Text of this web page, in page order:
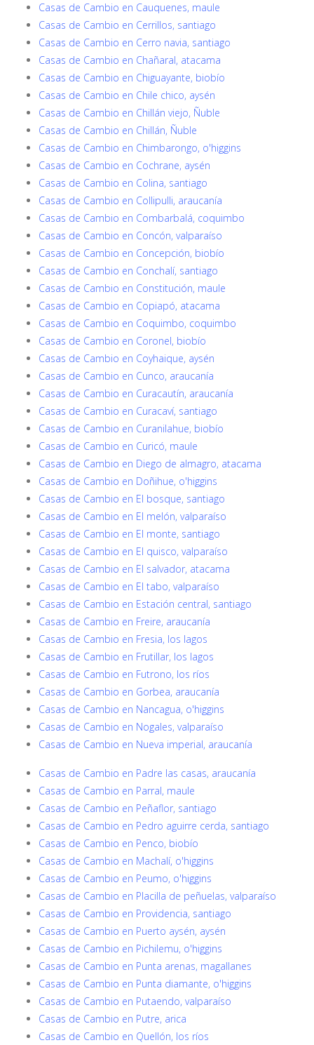
Casas de Cambio en Cauquenes, maule
Casas de Cambio en Cerrillos, santiago
Casas de Cambio en Cerro navia, santiago
Casas de Cambio en Chañaral, atacama
Casas de Cambio en Chiguayante, biobío
Casas de Cambio en Chile chico, aysén
Casas de Cambio en Chillán viejo, Ñuble
Casas de Cambio en Chillán, Ñuble
Casas de Cambio en Chimbarongo, o'higgins
Casas de Cambio en Cochrane, aysén
Casas de Cambio en Colina, santiago
Casas de Cambio en Collipulli, araucanía
Casas de Cambio en Combarbalá, coquimbo
Casas de Cambio en Concón, valparaíso
Casas de Cambio en Concepción, biobío
Casas de Cambio en Conchalí, santiago
Casas de Cambio en Constitución, maule
Casas de Cambio en Copiapó, atacama
Casas de Cambio en Coquimbo, coquimbo
Casas de Cambio en Coronel, biobío
Casas de Cambio en Coyhaique, aysén
Casas de Cambio en Cunco, araucanía
Casas de Cambio en Curacautín, araucanía
Casas de Cambio en Curacaví, santiago
Casas de Cambio en Curanilahue, biobío
Casas de Cambio en Curicó, maule
Casas de Cambio en Diego de almagro, atacama
Casas de Cambio en Doñihue, o'higgins
Casas de Cambio en El bosque, santiago
Casas de Cambio en El melón, valparaíso
Casas de Cambio en El monte, santiago
Casas de Cambio en El quisco, valparaíso
Casas de Cambio en El salvador, atacama
Casas de Cambio en El tabo, valparaíso
Casas de Cambio en Estación central, santiago
Casas de Cambio en Freire, araucanía
Casas de Cambio en Fresia, los lagos
Casas de Cambio en Frutillar, los lagos
Casas de Cambio en Futrono, los ríos
Casas de Cambio en Gorbea, araucanía
Casas de Cambio en Nancagua, o'higgins
Casas de Cambio en Nogales, valparaíso
Casas de Cambio en Nueva imperial, araucanía
Casas de Cambio en Padre las casas, araucanía
Casas de Cambio en Parral, maule
Casas de Cambio en Peñaflor, santiago
Casas de Cambio en Pedro aguirre cerda, santiago
Casas de Cambio en Penco, biobío
Casas de Cambio en Machalí, o'higgins
Casas de Cambio en Peumo, o'higgins
Casas de Cambio en Placilla de peñuelas, valparaíso
Casas de Cambio en Providencia, santiago
Casas de Cambio en Puerto aysén, aysén
Casas de Cambio en Pichilemu, o'higgins
Casas de Cambio en Punta arenas, magallanes
Casas de Cambio en Punta diamante, o'higgins
Casas de Cambio en Putaendo, valparaíso
Casas de Cambio en Putre, arica
Casas de Cambio en Quellón, los ríos